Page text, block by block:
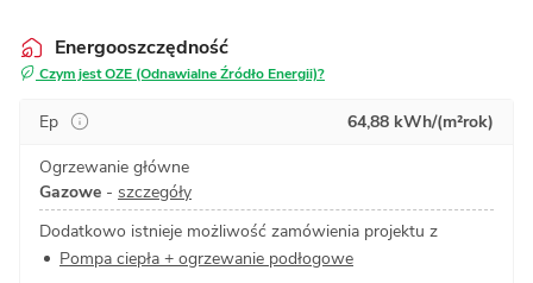
Energooszczędność
Czym jest OZE (Odnawialne Źródło Energii)?
Ep
64,88 kWh/(m²rok)
Ogrzewanie główne
Gazowe - szczegóły
Dodatkowo istnieje możliwość zamówienia projektu z
Pompa ciepła + ogrzewanie podłogowe